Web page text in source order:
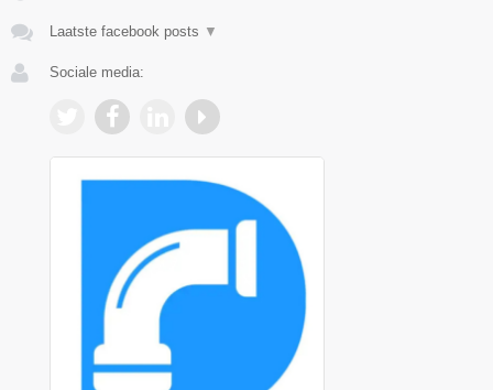
Laatste facebook posts ▼
Sociale media: